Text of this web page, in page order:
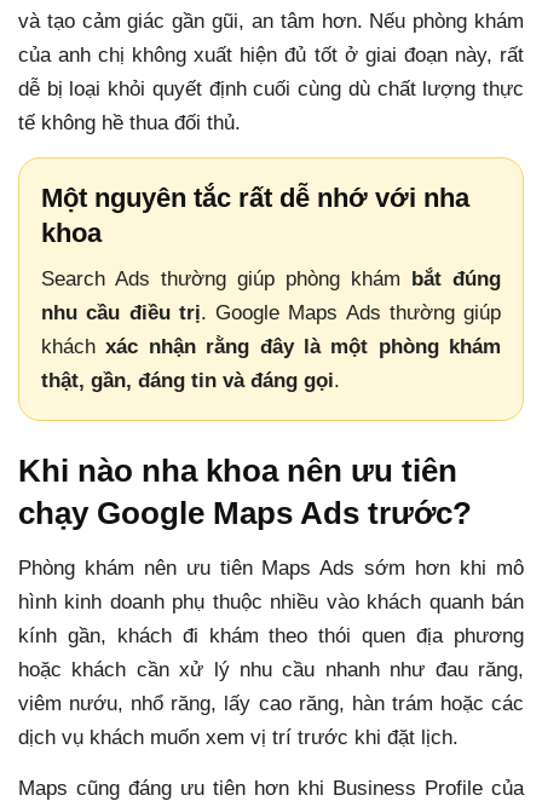
và tạo cảm giác gần gũi, an tâm hơn. Nếu phòng khám
của anh chị không xuất hiện đủ tốt ở giai đoạn này, rất
dễ bị loại khỏi quyết định cuối cùng dù chất lượng thực
tế không hề thua đối thủ.
Một nguyên tắc rất dễ nhớ với nha
khoa
Search Ads thường giúp phòng khám bắt đúng
nhu cầu điều trị. Google Maps Ads thường giúp
kháchxác nhận rằng đây là một phòng khám
thật, gần, đáng tin và đáng gọi.
Khi nào nha khoa nên ưu tiên
chạy Google Maps Ads trước?
Phòng khám nên ưu tiên Maps Ads sớm hơn khi mô
hình kinh doanh phụ thuộc nhiều vào khách quanh bán
kính gần, khách đi khám theo thói quen địa phương
hoặc khách cần xử lý nhu cầu nhanh như đau răng,
viêm nướu, nhổ răng, lấy cao răng, hàn trám hoặc các
dịch vụ khách muốn xem vị trí trước khi đặt lịch.
Maps cũng đáng ưu tiên hơn khi Business Profile của